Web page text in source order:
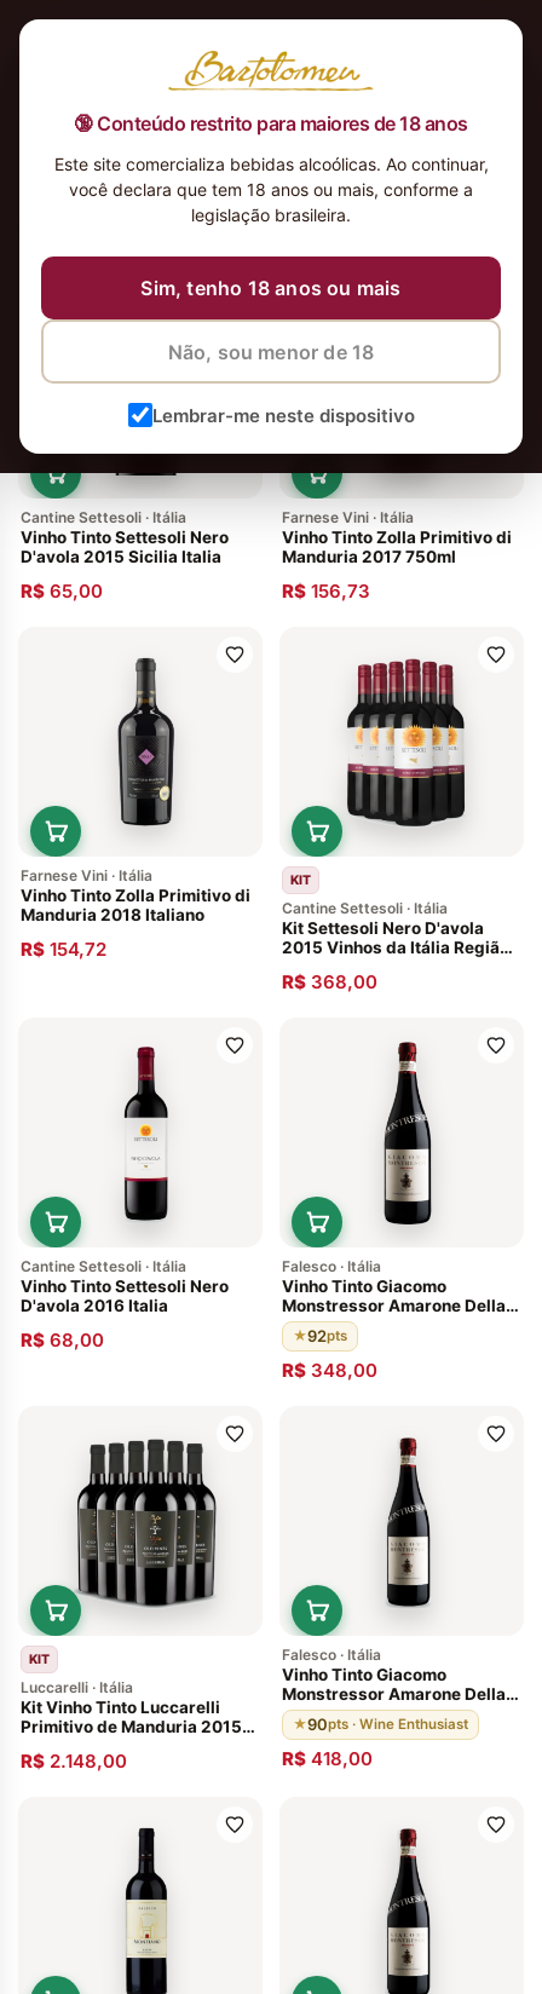
🔞 Conteúdo restrito para maiores de 18 anos
Este site comercializa bebidas alcoólicas. Ao continuar,
você declara que tem 18 anos ou mais, conforme a
legislação brasileira.
Sim, tenho 18 anos ou mais
Não, sou menor de 18
Lembrar-me neste dispositivo
Cantine Settesoli · Itália
Vinho Tinto Settesoli Nero
D'avola 2015 Sicilia Italia
R$ 65,00
Em alta
Farnese Vini · Itália
Vinho Tinto Zolla Primitivo di
Manduria 2017 750ml
R$ 156,73
Farnese Vini · Itália
Vinho Tinto Zolla Primitivo di
Manduria 2018 Italiano
R$ 154,72
KIT
Cantine Settesoli · Itália
Kit Settesoli Nero D'avola
2015 Vinhos da Itália Região
R$ 368,00
Cantine Settesoli · Itália
Vinho Tinto Settesoli Nero
D'avola 2016 Italia
R$ 68,00
Falesco · Itália
Vinho Tinto Giacomo
Monstressor Amarone Della
Valpolicella 2009 DOCG 92
Pontos Italiano Uvas Corvina,
Rondinella e Molinara
★92pts
R$ 348,00
KIT
Luccarelli · Itália
Kit Vinho Tinto Luccarelli
Primitivo de Manduria 2015
R$ 2.148,00
Falesco · Itália
Vinho Tinto Giacomo
Monstressor Amarone Della
Valpolicella 2011 DOCG
Região Lazio Italiano
★90pts · Wine Enthusiast
R$ 418,00